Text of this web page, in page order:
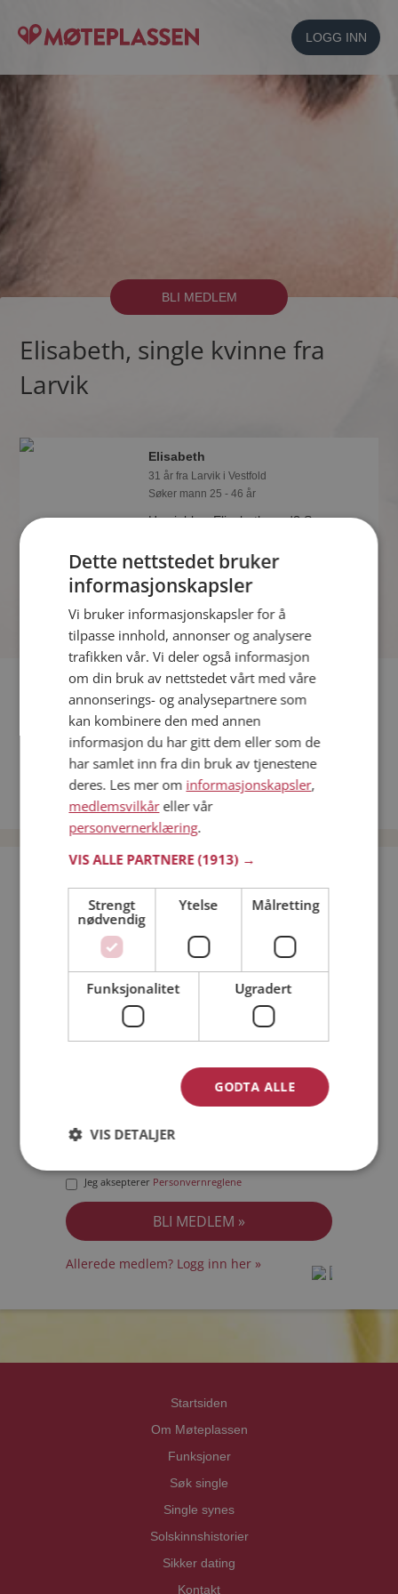
LOGG INN
BLI MEDLEM
Elisabeth, single kvinne fra
Larvik
Elisabeth
31 år fra Larvik i Vestfold
Søker mann 25 - 46 år
Hva jobber Elisabeth med? Som
alle mulige detaljer om de single.
Fler single
Menn fra Larvik
Date kvinner i Norge
Date menn i Norge
Jeg er en: Mann Kvinne
Min alder:
Jeg aksepterer Personvernreglene
Allerede medlem? Logg inn her »
Startsiden
Om Møteplassen
Funksjoner
Søk single
Single synes
Solskinnshistorier
Sikker dating
Kontakt
Dette nettstedet bruker
informasjonskapsler
Vi bruker informasjonskapsler for å
tilpasse innhold, annonser og analysere
trafikken vår. Vi deler også informasjon
om din bruk av nettstedet vårt med våre
annonserings- og analysepartnere som
kan kombinere den med annen
informasjon du har gitt dem eller som de
har samlet inn fra din bruk av tjenestene
deres. Les mer om informasjonskapsler,
medlemsvilkåreller vår
personvernerklæring.
VIS ALLE PARTNERE(1913) →
Strengt
nødvendig
Ytelse Målretting
Funksjonalitet Ugradert
GODTA ALLE
VIS DETALJER